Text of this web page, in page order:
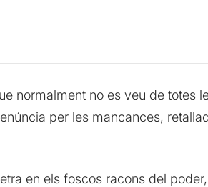
normalment no es veu de totes
per les mancances,
en els foscos racons del